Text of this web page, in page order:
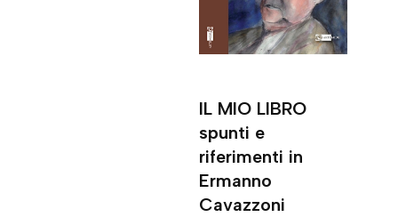
IL MIO LIBRO
spunti e
riferimenti in
Ermanno
Cavazzoni